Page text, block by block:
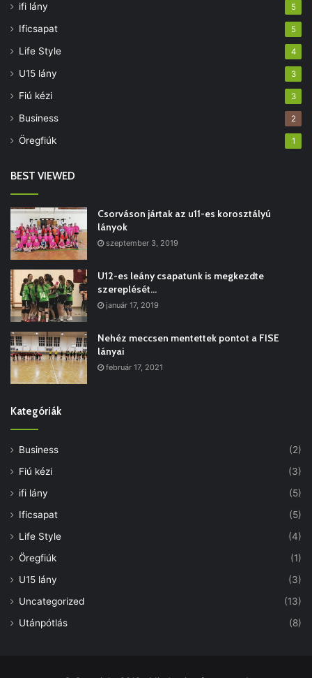
ifi lány 5
Ificsapat 5
Life Style 4
U15 lány 3
Fiú kézi 3
Business 2
Öregfiúk 1
BEST VIEWED
Csorváson jártak az u11-es korosztályú
lányok
szeptember 3, 2019
U12-es leány csapatunk is megkezdte
szereplését…
január 17, 2019
Nehéz meccsen mentettek pontot a FISE
lányai
február 17, 2021
Kategóriák
Business
(2)
Fiú kézi
(3)
ifi lány
(5)
Ificsapat
(5)
Life Style
(4)
Öregfiúk
(1)
U15 lány
(3)
Uncategorized
(13)
Utánpótlás
(8)